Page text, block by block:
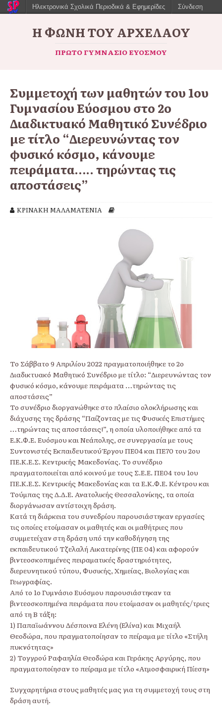
Η ΦΩΝΉ ΤΟΥ ΑΡΧΈΛΑΟΥ
ΠΡΏΤΟ ΓΥΜΝΆΣΙΟ ΕΥΌΣΜΟΥ
Συμμετοχή των μαθητών του 1ου
Γυμνασίου Εύοσμου στο 2o
Διαδικτυακό Μαθητικό Συνέδριο
με τίτλο “Διερευνώντας τον
φυσικό κόσμο, κάνουμε
πειράματα….. τηρώντας τις
αποστάσεις”
ΚΡΙΝΑΚΗ ΜΑΛΑΜΑΤΕΝΙΑ
Το Σάββατο 9 Απριλίου 2022 πραγματοποιήθηκε το 2ο
Διαδικτυακό Μαθητικό Συνέδριο με τίτλο: “Διερευνώντας τον
φυσικό κόσμο, κάνουμε πειράματα …τηρώντας τις
αποστάσεις”
Το συνέδριο διοργανώθηκε στο πλαίσιο ολοκλήρωσης και
διάχυσης της δράσης “Παίζοντας με τις Φυσικές Επιστήμες
…τηρώντας τις αποστάσεις!”, η οποία υλοποιήθηκε από τα
Ε.Κ.Φ.Ε. Ευόσμου και Νεάπολης, σε συνεργασία με τους
Συντονιστές Εκπαιδευτικού Έργου ΠΕ04 και ΠΕ70 του 2ου
ΠΕ.Κ.Ε.Σ. Κεντρικής Μακεδονίας. Το συνέδριο
πραγματοποιείται από κοινού με τους Σ.Ε.Ε. ΠΕ04 του 1ου
ΠΕ.Κ.Ε.Σ. Κεντρικής Μακεδονίας και τα Ε.Κ.Φ.Ε. Κέντρου και
Τούμπας της Δ.Δ.Ε. Ανατολικής Θεσσαλονίκης, τα οποία
διοργάνωσαν αντίστοιχη δράση.
Κατά τη διάρκεια του συνεδρίου παρουσιάστηκαν εργασίες
τις οποίες ετοίμασαν οι μαθητές και οι μαθήτριες που
συμμετείχαν στη δράση υπό την καθοδήγηση της
εκπαιδευτικού Τζελαλή Αικατερίνης (ΠΕ 04) και αφορούν
βιντεοσκοπημένες πειραματικές δραστηριότητες,
διερευνητικού τύπου, Φυσικής, Χημείας, Βιολογίας και
Γεωγραφίας.
Από το 1ο Γυμνάσιο Ευόσμου παρουσιάστηκαν τα
βιντεοσκοπημένα πειράματα που ετοίμασαν οι μαθητές/τριες
από τη Β τάξη:
1) Παπαϊωάννου Δέσποινα Ελένη (Ελίνα) και Μιχαήλ
Θεοδώρα, που πραγματοποίησαν το πείραμα με τίτλο «Στήλη
πυκνότητας»
2) Τογγρού Ραφαηλία Θεοδώρα και Γεράκης Αργύρης, που
πραγματοποίησαν το πείραμα με τίτλο «Ατμοσφαιρική Πίεση»
Συγχαρητήρια στους μαθητές μας για τη συμμετοχή τους στη
δράση αυτή.
Ηλεκτρονικά Σχολικά Περιοδικά & Εφημερίδες Σύνδεση